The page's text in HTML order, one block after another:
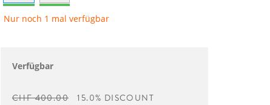
Nur noch 1 mal verfügbar
Verfügbar
CHF 400.00 15.0% DISCOUNT